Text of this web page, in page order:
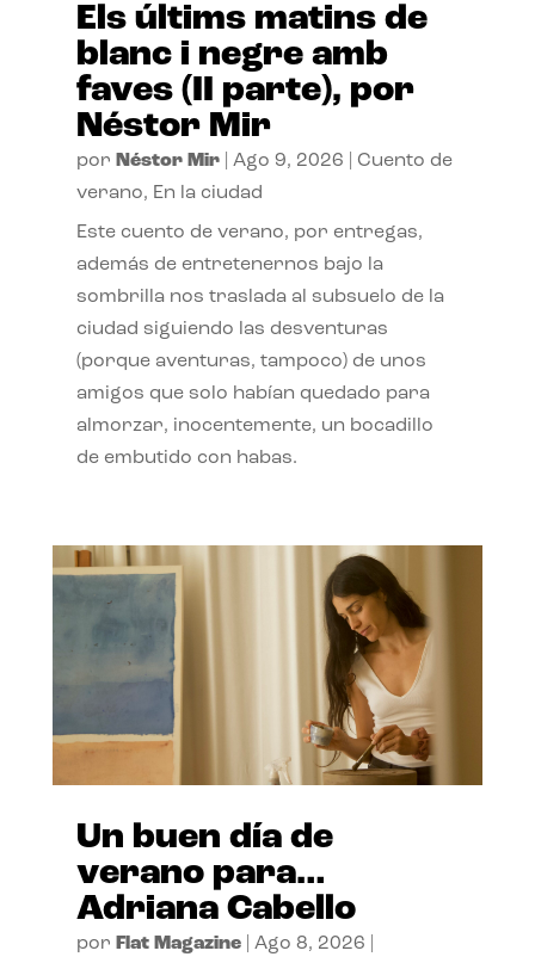
Els últims matins de
blanc i negre amb
faves (II parte), por
Néstor Mir
por Néstor Mir| Ago 9, 2026
Cuento de
verano, En la ciudad
Este cuento de verano, por entregas,
además de entretenernos bajo la
sombrilla nos traslada al subsuelo de la
ciudad siguiendo las desventuras
(porque aventuras, tampoco) de unos
amigos que solo habían quedado para
almorzar, inocentemente, un bocadillo
de embutido con habas.
Un buen día de
verano para…
Adriana Cabello
por Flat Magazine| Ago 8, 2026